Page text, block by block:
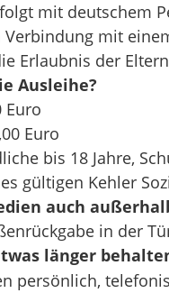
mit deutschem
mit
Erlaubnis der
Ausleihe?
Euro
Euro
bis 18 Jahre,
gültigen Kehler
auch
in der
länger
persönlich,